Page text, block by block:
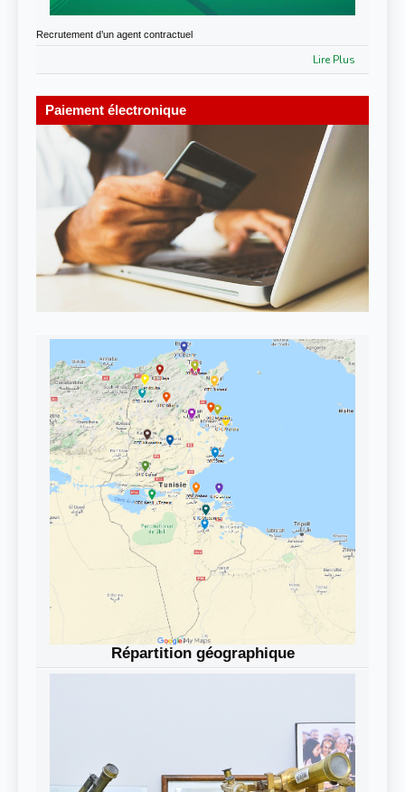
Recrutement d’un agent contractuel
Lire Plus
Paiement électronique
Répartition géographique